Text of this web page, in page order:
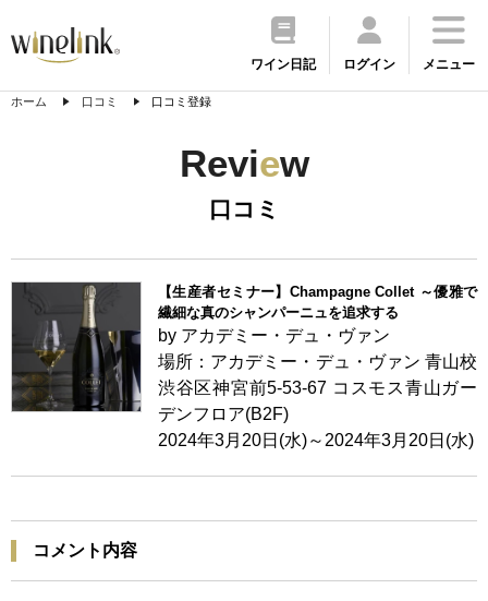
ワイン日記 ログイン メニュー
ホーム 口コミ 口コミ登録
Review
口コミ
【生産者セミナー】Champagne Collet ～優雅で
繊細な真のシャンパーニュを追求する
by アカデミー・デュ・ヴァン
場所：アカデミー・デュ・ヴァン 青山校
渋谷区神宮前5-53-67 コスモス青山ガー
デンフロア(B2F)
2024年3月20日(水)～2024年3月20日(水)
コメント内容